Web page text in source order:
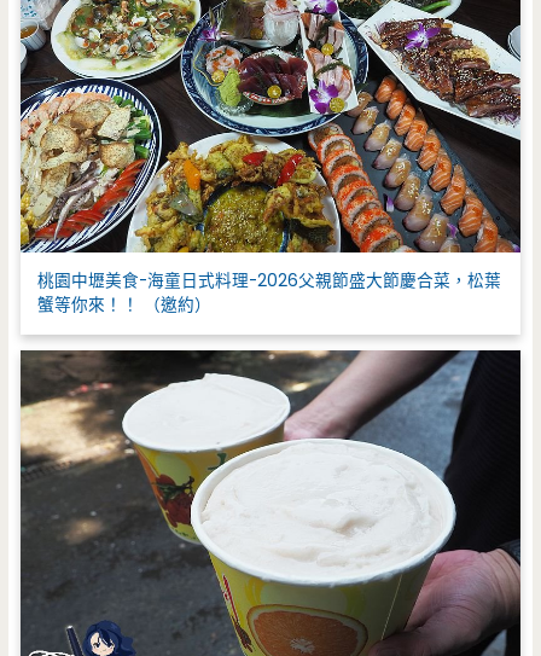
桃園中壢美食-海童日式料理-2026父親節盛大節慶合菜，松葉
蟹等你來！！ （邀約）